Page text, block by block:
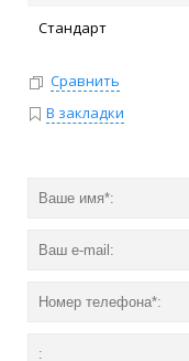
Стандарт
Сравнить
В закладки